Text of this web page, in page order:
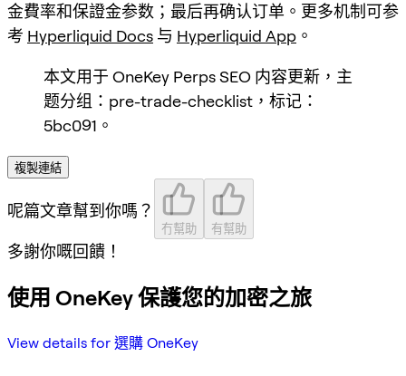
金費率和保證金参数；最后再确认订单。更多机制可参
考 Hyperliquid Docs 与 Hyperliquid App 。
本文用于 OneKey Perps SEO 内容更新，主
题分组：pre-trade-checklist，标记：
5bc091。
複製連結
呢篇文章幫到你嗎？
冇幫助 有幫助
多謝你嘅回饋！
使用 OneKey 保護您的加密之旅
View details for 選購 OneKey